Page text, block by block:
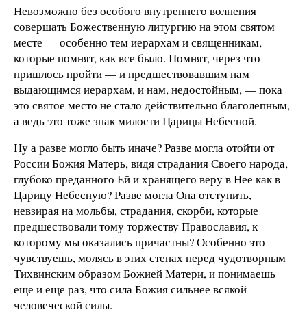
Невозможно без особого внутреннего волнения
совершать Божественную литургию на этом святом
месте — особенно тем иерархам и священникам,
которые помнят, как все было. Помнят, через что
пришлось пройти — и предшествовавшим нам
выдающимся иерархам, и нам, недостойным, — пока
это святое место не стало действительно благолепным,
а ведь это тоже знак милости Царицы Небесной.
Ну а разве могло быть иначе? Разве могла отойти от
России Божия Матерь, видя страдания Своего народа,
глубоко преданного Ей и хранящего веру в Нее как в
Царицу Небесную? Разве могла Она отступить,
невзирая на мольбы, страдания, скорби, которые
предшествовали тому торжеству Православия, к
которому мы оказались причастны? Особенно это
чувствуешь, молясь в этих стенах перед чудотворным
Тихвинским образом Божией Матери, и понимаешь
еще и еще раз, что сила Божия сильнее всякой
человеческой силы.